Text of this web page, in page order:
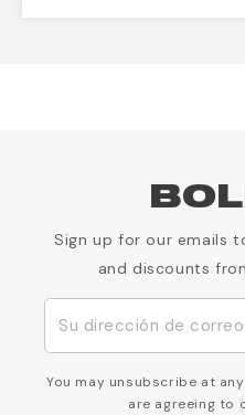
Sign up for our emails
and discounts
You may unsubscribe at
are agreeing to